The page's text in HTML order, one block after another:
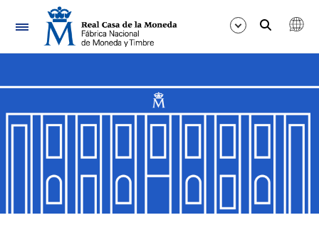
Navegación
Mostrar/Ocultar
Mostrar/Ocultar
Mostrar/Ocultar